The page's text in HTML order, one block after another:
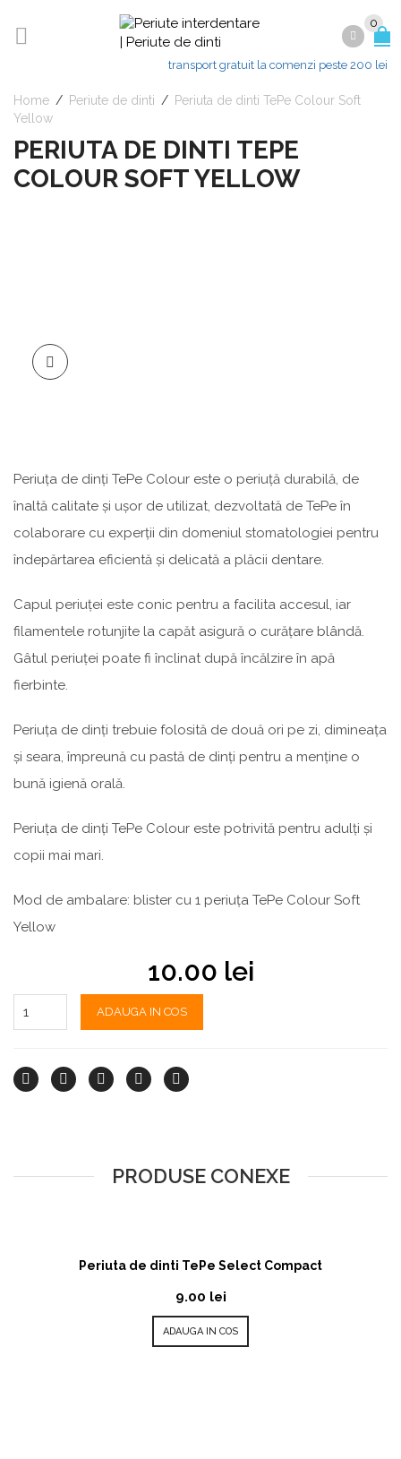
0
transport gratuit la comenzi peste 200 lei
Home / Periute de dinti / Periuta de dinti TePe Colour Soft
Yellow
PERIUTA DE DINTI TEPE
COLOUR SOFT YELLOW
Periuța de dinți TePe Colour este o periuță durabilă, de
înaltă calitate și ușor de utilizat, dezvoltată de TePe în
colaborare cu experții din domeniul stomatologiei pentru
îndepărtarea eficientă și delicată a plăcii dentare.
Capul periuței este conic pentru a facilita accesul, iar
filamentele rotunjite la capăt asigură o curățare blândă.
Gâtul periuței poate fi înclinat după încălzire în apă
fierbinte.
Periuța de dinți trebuie folosită de două ori pe zi, dimineața
și seara, împreună cu pastă de dinți pentru a menține o
bună igienă orală.
Periuța de dinți TePe Colour este potrivită pentru adulți și
copii mai mari.
Mod de ambalare: blister cu 1 periuța TePe Colour Soft
Yellow
10.00 lei
ADAUGA IN COS
PRODUSE CONEXE
Periuta de dinti TePe Select Compact
9.00 lei
ADAUGA IN COS